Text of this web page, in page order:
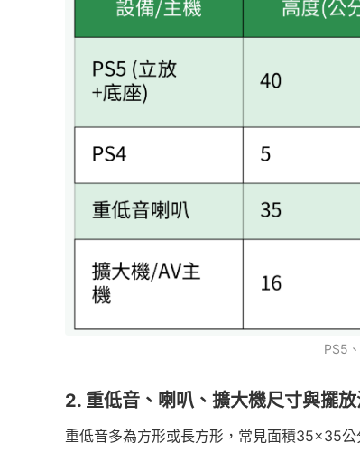
PS5
2. 重低音、喇叭、擴大機尺寸與擺
重低音多為方形或長方形，常見面積35×35